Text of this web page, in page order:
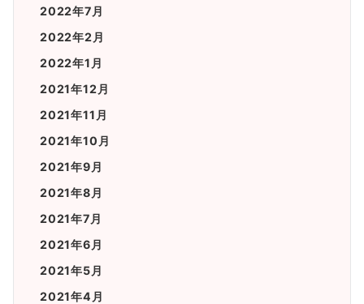
2022年7月
2022年2月
2022年1月
2021年12月
2021年11月
2021年10月
2021年9月
2021年8月
2021年7月
2021年6月
2021年5月
2021年4月